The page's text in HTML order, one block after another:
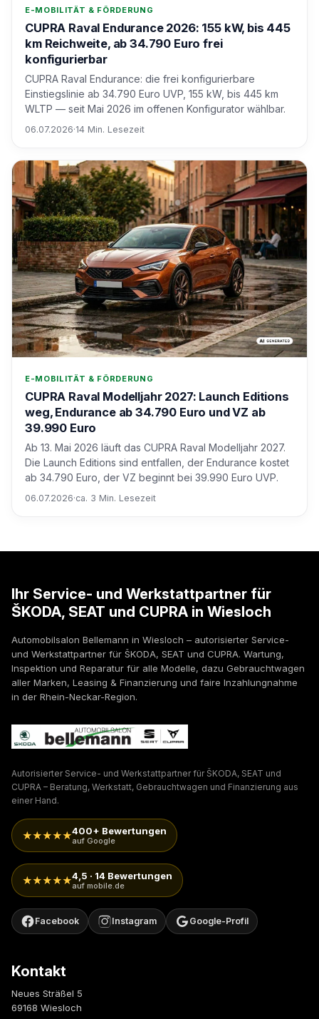
E-MOBILITÄT & FÖRDERUNG
CUPRA Raval Endurance 2026: 155 kW, bis 445
km Reichweite, ab 34.790 Euro frei
konfigurierbar
CUPRA Raval Endurance: die frei konfigurierbare
Einstiegslinie ab 34.790 Euro UVP, 155 kW, bis 445 km
WLTP — seit Mai 2026 im offenen Konfigurator wählbar.
06.07.2026·14 Min. Lesezeit
E-MOBILITÄT & FÖRDERUNG
CUPRA Raval Modelljahr 2027: Launch Editions
weg, Endurance ab 34.790 Euro und VZ ab
39.990 Euro
Ab 13. Mai 2026 läuft das CUPRA Raval Modelljahr 2027.
Die Launch Editions sind entfallen, der Endurance kostet
ab 34.790 Euro, der VZ beginnt bei 39.990 Euro UVP.
06.07.2026·ca. 3 Min. Lesezeit
Ihr Service- und Werkstattpartner für
ŠKODA, SEAT und CUPRA in Wiesloch
Automobilsalon Bellemann in Wiesloch – autorisierter Service-
und Werkstattpartner für ŠKODA, SEAT und CUPRA. Wartung,
Inspektion und Reparatur für alle Modelle, dazu Gebrauchtwagen
aller Marken, Leasing & Finanzierung und faire Inzahlungnahme
in der Rhein-Neckar-Region.
Autorisierter Service- und Werkstattpartner für ŠKODA, SEAT und
CUPRA – Beratung, Werkstatt, Gebrauchtwagen und Finanzierung aus
einer Hand.
★★★★★400+ Bewertungen
auf Google
★★★★★4,5 · 14 Bewertungen
auf mobile.de
Facebook Instagram Google-Profil
Kontakt
Neues Sträßel 5
69168 Wiesloch